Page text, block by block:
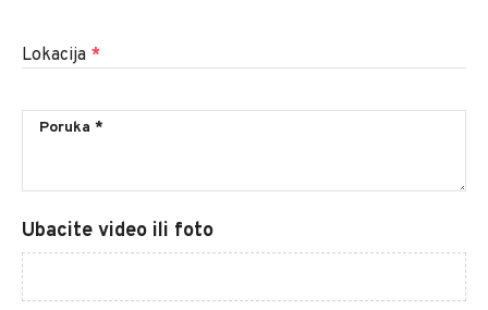
Lokacija *
Ubacite video ili foto